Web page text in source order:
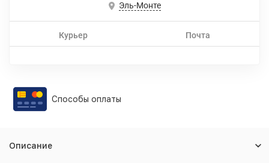
Эль-Монте
Курьер Почта
Способы оплаты
Описание